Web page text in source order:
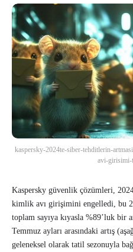
kaspersky-2024te-siber-tehditlerin-
avi-girisimi-
Kaspersky güvenlik çözümleri,
kimlik avı girişimini engelledi, bu
toplam sayıya kıyasla %89’luk bir
Temmuz ayları arasındaki artış
geleneksel olarak tatil sezonuyla